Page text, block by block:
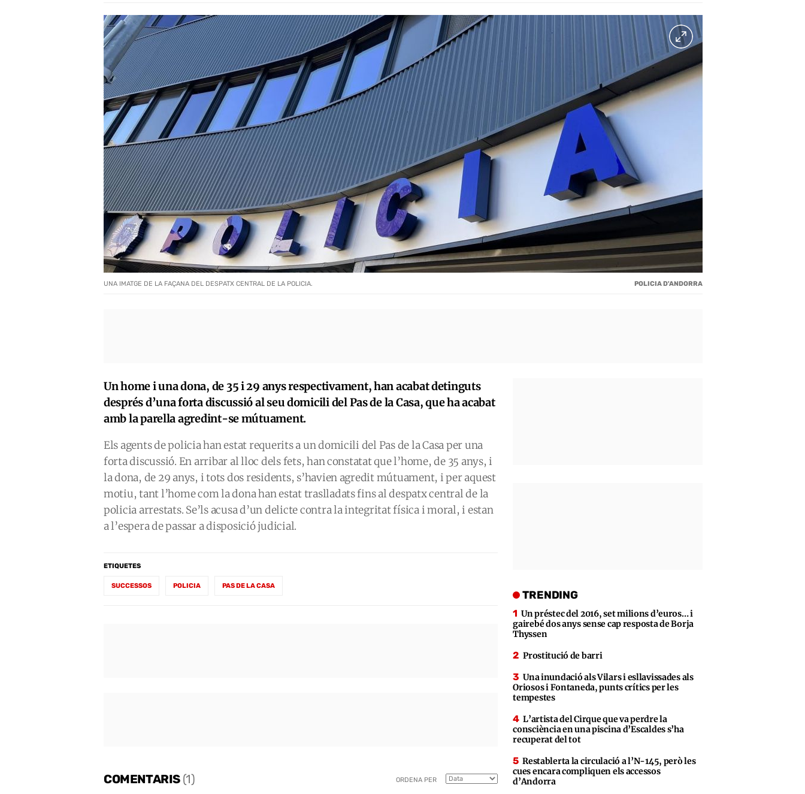
UNA IMATGE DE LA FAÇANA DEL DESPATX CENTRAL DE LA POLICIA. POLICIA D'ANDORRA
Un home i una dona, de 35 i 29 anys respectivament, han acabat detinguts
després d’una forta discussió al seu domicili del Pas de la Casa, que ha acabat
amb la parella agredint-se mútuament.
Els agents de policia han estat requerits a un domicili del Pas de la Casa per una
forta discussió. En arribar al lloc dels fets, han constatat que l’home, de 35 anys, i
la dona, de 29 anys, i tots dos residents, s’havien agredit mútuament, i per aquest
motiu, tant l’home com la dona han estat traslladats fins al despatx central de la
policia arrestats. Se’ls acusa d’un delicte contra la integritat física i moral, i estan
a l’espera de passar a disposició judicial.
ETIQUETES
SUCCESSOS POLICIA PAS DE LA CASA
COMENTARIS (1) ORDENA PER
TRENDING
Un préstec del 2016, set milions d’euros… i
gairebé dos anys sense cap resposta de Borja
Thyssen
Prostitució de barri
Una inundació als Vilars i esllavissades als
Oriosos i Fontaneda, punts crítics per les
tempestes
L’artista del Cirque que va perdre la
consciència en una piscina d’Escaldes s’ha
recuperat del tot
Restablerta la circulació a l’N-145, però les
cues encara compliquen els accessos
d’Andorra